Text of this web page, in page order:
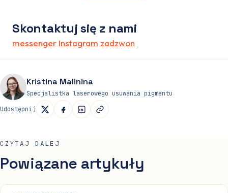
Skontaktuj się z nami
messenger Instagram zadzwon
Kristina Malinina
Specjalistka laserowego usuwania pigmentu
Udostępnij
CZYTAJ DALEJ
Powiązane artykuły